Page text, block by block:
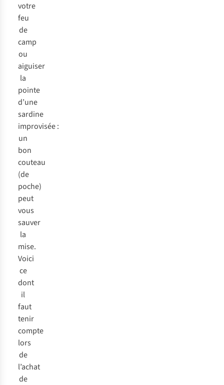
votre
feu
de
camp
ou
aiguiser
la
pointe
d’une
sardine
improvisée :
un
bon
couteau
(de
poche)
peut
vous
sauver
la
mise.
Voici
ce
dont
il
faut
tenir
compte
lors
de
l’achat
de